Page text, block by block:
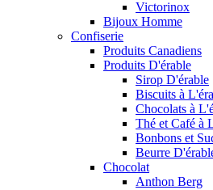
Victorinox
Bijoux Homme
Confiserie
Produits Canadiens
Produits D'érable
Sirop D'érable
Biscuits à
Chocolats à
Thé et Café à
Bonbons et
Beurre
Chocolat
Anthon Berg